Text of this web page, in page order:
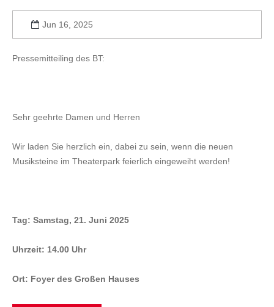
Sponsoren
Linkliste Firmenmitglieder
AKTUELLES
KONTAKT
Datenschutz
Jun 16, 2025
Pressemitteiling des BT:
Sehr geehrte Damen und Herren
Wir laden Sie herzlich ein, dabei zu sein, wenn die neuen
Musiksteine im Theaterpark feierlich eingeweiht werden!
Tag: Samstag, 21. Juni 2025
Uhrzeit: 14.00 Uhr
Ort: Foyer des Großen Hauses